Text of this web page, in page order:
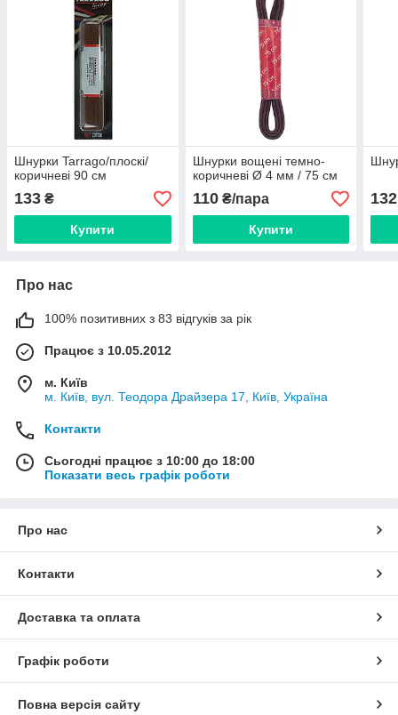
Шнурки Tarrago/плоскі/
коричневі 90 см
133 ₴
Купити
Шнурки вощені темно-
коричневі Ø 4 мм / 75 см
110₴/пара
Купити
132
Про нас
100% позитивних з 83 відгуків за рік
Працює з 10.05.2012
м. Київ
м. Київ, вул. Теодора Драйзера 17, Київ, Україна
Контакти
Сьогодні працює з 10:00 до 18:00
Показати весь графік роботи
Про нас
Контакти
Доставка та оплата
Графік роботи
Повна версія сайту